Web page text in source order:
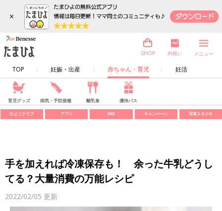
×
TOP 妊娠・出産 赤ちゃん・育児 妊活
SHOP 内祝い メニュー
育児グッズ 病気・予防接種 離乳食 優待パス
ひよこクラブ アプリ SNS キャンペーン 写真スタジオ
手を加えれば冷凍保存も！ 余った牛乳どうし
てる？大量消費の万能レシピ
2022/02/05 更新